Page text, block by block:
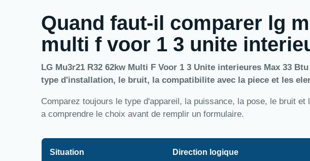
Quand faut-il comparer lg
multi f voor 1 3 unite
LG Mu3r21 R32 62kw Multi F Voor 1 3 Unite interieures Max 33
type d'installation, le bruit, la compatibilite avec la piece et les
Comparez toujours le type d'appareil, la puissance, la pose, le bruit
a comprendre le choix avant de remplir un formulaire.
Situation Direction logique